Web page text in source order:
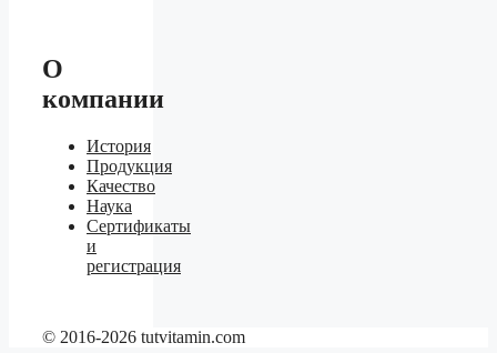
О
компании
История
Продукция
Качество
Наука
Сертификаты
и
регистрация
© 2016-2026 tutvitamin.com